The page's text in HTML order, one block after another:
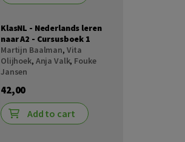
KlasNL - Nederlands leren
naar A2 - Cursusboek 1
Martijn Baalman, Vita
Olijhoek, Anja Valk, Fouke
Jansen
42,00
Add to cart